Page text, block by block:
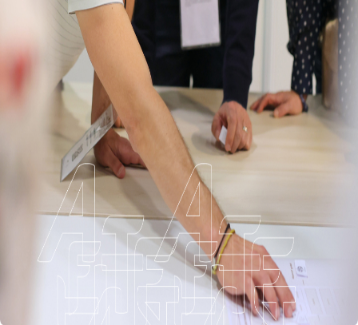
Nom d’utilisateur*
Mot de passe
Enregistrer mes informations de connexion
Enregistrer mes informations de connexion
Mot de passe oublié
Se connecter
Nouvel adhérent ? S'inscrire